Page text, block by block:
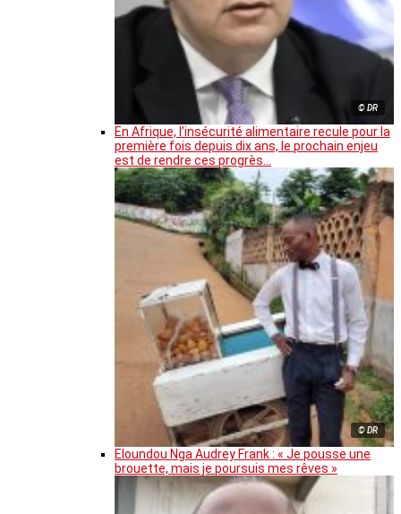
© DR
En Afrique, l’insécurité alimentaire recule pour la
première fois depuis dix ans, le prochain enjeu
est de rendre ces progrès…
© DR
Eloundou Nga Audrey Frank : « Je pousse une
brouette, mais je poursuis mes rêves »